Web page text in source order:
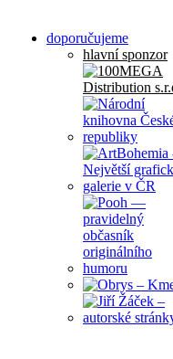
doporučujeme
hlavní sponzor